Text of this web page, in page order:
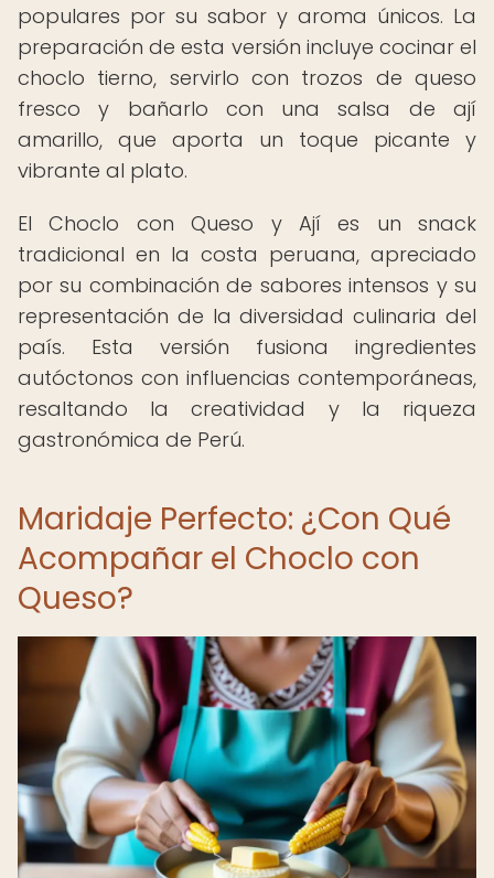
populares por su sabor y aroma únicos. La
preparación de esta versión incluye cocinar el
choclo tierno, servirlo con trozos de queso
fresco y bañarlo con una salsa de ají
amarillo, que aporta un toque picante y
vibrante al plato.
El Choclo con Queso y Ají es un snack
tradicional en la costa peruana, apreciado
por su combinación de sabores intensos y su
representación de la diversidad culinaria del
país. Esta versión fusiona ingredientes
autóctonos con influencias contemporáneas,
resaltando la creatividad y la riqueza
gastronómica de Perú.
Maridaje Perfecto: ¿Con Qué
Acompañar el Choclo con
Queso?